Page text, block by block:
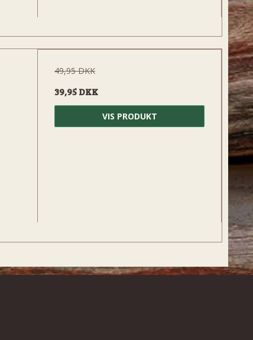
49,95 DKK
39,95 DKK
VIS PRODUKT